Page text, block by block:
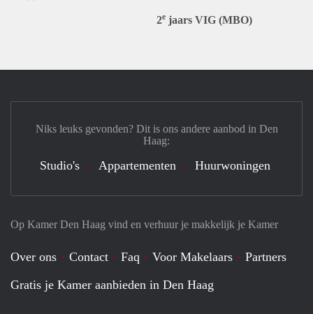
2e jaars VIG (MBO)
Op Kamer Den Haag vind en verhuur je makkelijk je Kamer
Over ons Contact Faq Voor Makelaars
Partners
Gratis je Kamer aanbieden in Den Haag
Niks leuks gevonden? Dit is ons andere aanbod in Den
Haag:
Studio's Appartementen Huurwoningen